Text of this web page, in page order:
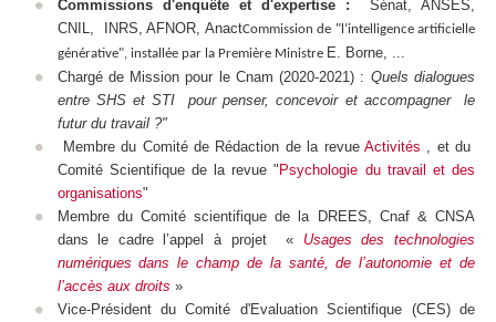
Commissions d'enquête et d'expertise :
Sénat, ANSES,
CNIL, INRS, AFNOR, AnactCommission de "l’intelligence artificielle
générative", installée par la Première Ministre E. Borne, ...
Chargé de Mission pour le Cnam (2020-2021) : Quels dialogues
entre SHS et STI pour penser, concevoir et accompagner le
futur du travail ?"
Membre du Comité de Rédaction de la revue Activités , et du
Comité Scientifique de la revue "Psychologie du travail et des
organisations"
Membre du Comité scientifique de la DREES, Cnaf & CNSA
dans le cadre l’appel à projet « Usages des technologies
numériques dans le champ de la santé, de l’autonomie et de
l’accès aux droits »
Vice-Président du Comité d'Evaluation Scientifique (CES) de